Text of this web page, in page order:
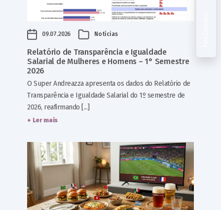
09.07.2026 Notícias
Relatório de Transparência e Igualdade
Salarial de Mulheres e Homens – 1° Semestre
2026
O Super Andreazza apresenta os dados do Relatório de
Transparência e Igualdade Salarial do 1º semestre de
2026, reafirmando [...]
+ Ler mais